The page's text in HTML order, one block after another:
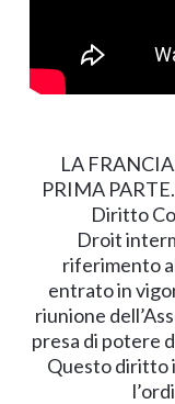
LA
PRIMA
Diritto
Droit
riferimento
entrato in
riunione
presa di potere
Questo diritto